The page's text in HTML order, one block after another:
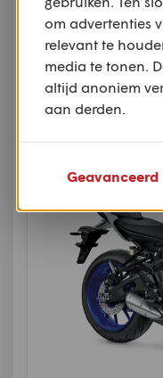
om advertenties
relevant te
media te tonen.
altijd anoniem
aan derden.
Geavanceerd